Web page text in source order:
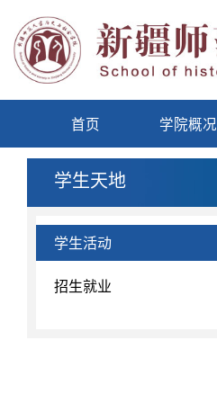
首页 学院概况
学生天地
学生活动
招生就业